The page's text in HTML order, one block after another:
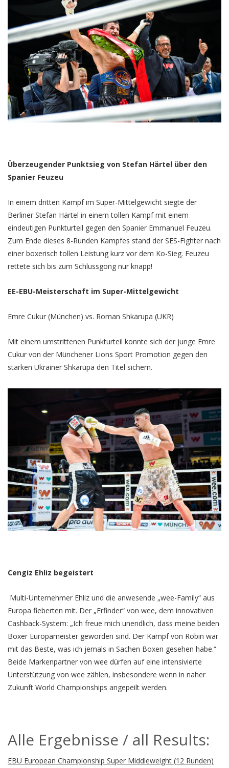
Überzeugender Punktsieg von Stefan Härtel über den
Spanier Feuzeu
In einem dritten Kampf im Super-Mittelgewicht siegte der
Berliner Stefan Härtel in einem tollen Kampf mit einem
eindeutigen Punkturteil gegen den Spanier Emmanuel Feuzeu.
Zum Ende dieses 8-Runden Kampfes stand der SES-Fighter nach
einer boxerisch tollen Leistung kurz vor dem Ko-Sieg. Feuzeu
rettete sich bis zum Schlussgong nur knapp!
EE-EBU-Meisterschaft im Super-Mittelgewicht
Emre Cukur (München) vs. Roman Shkarupa (UKR)
Mit einem umstrittenen Punkturteil konnte sich der junge Emre
Cukur von der Münchener Lions Sport Promotion gegen den
starken Ukrainer Shkarupa den Titel sichern.
Cengiz Ehliz begeistert
Multi-Unternehmer Ehliz und die anwesende „wee-Family“ aus
Europa fieberten mit. Der „Erfinder“ von wee, dem innovativen
Cashback-System: „Ich freue mich unendlich, dass meine beiden
Boxer Europameister geworden sind. Der Kampf von Robin war
mit das Beste, was ich jemals in Sachen Boxen gesehen habe.“
Beide Markenpartner von wee dürfen auf eine intensivierte
Unterstützung von wee zählen, insbesondere wenn in naher
Zukunft World Championships angepeilt werden.
Alle Ergebnisse / all Results:
EBU European Championship Super Middleweight (12 Runden)